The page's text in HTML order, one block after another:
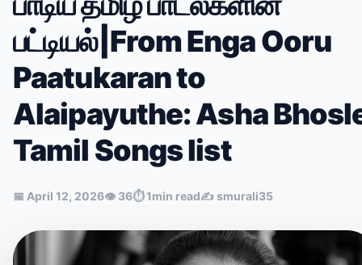
பட்டியல்|From Enga Ooru
Paatukaran to
Alaipayuthe: Asha
Tamil Songs list
📅 April 12, 2026👁 36⏱1min read✍️ smurali35